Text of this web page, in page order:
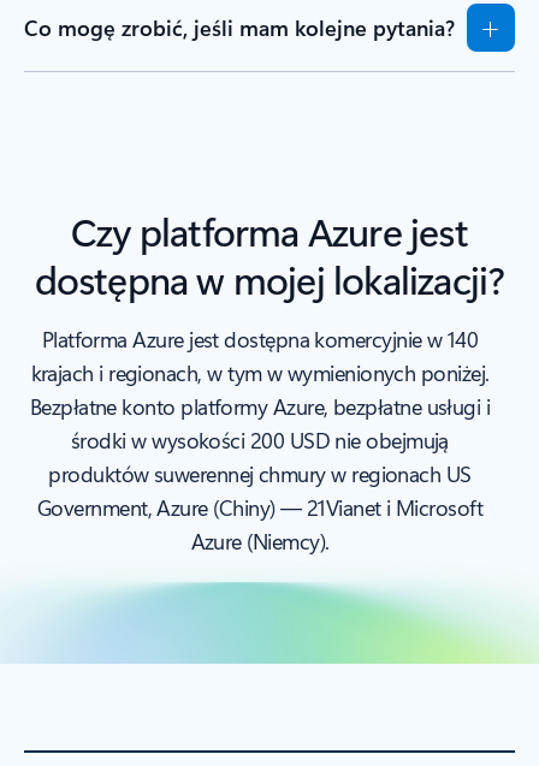
Co mogę zrobić, jeśli mam kolejne pytania?
Czy platforma Azure jest
dostępna w mojej lokalizacji?
Platforma Azure jest dostępna komercyjnie w 140
krajach i regionach, w tym w wymienionych poniżej.
Bezpłatne konto platformy Azure, bezpłatne usługi i
środki w wysokości 200 USD nie obejmują
produktów suwerennej chmury w regionach US
Government, Azure (Chiny) — 21Vianet i Microsoft
Azure (Niemcy).